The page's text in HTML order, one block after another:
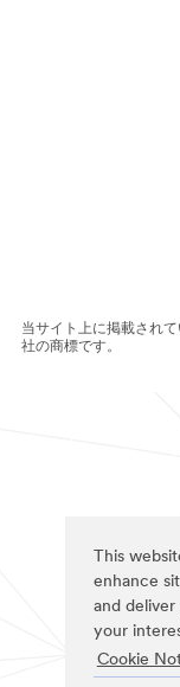
This
enhance
and deliver
your
Cookie
当サイト上に掲載され
社の商標です。